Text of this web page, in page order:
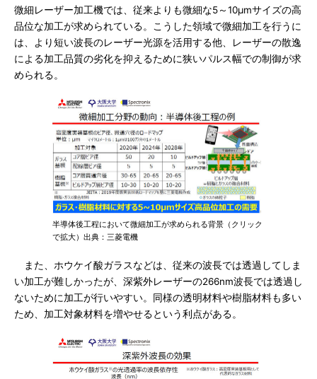
微細レーザー加工機では、従来よりも微細な5～10μmサイズの高
品位な加工が求められている。こうした領域で微細加工を行うに
は、より短い波長のレーザー光源を活用する他、レーザーの散逸
による加工品質の劣化を抑えるために狭いパルス幅での制御が求
められる。
半導体後工程において微細加工が求められる背景（クリック
で拡大）出典：三菱電機
また、ホウケイ酸ガラスなどは、従来の波長では透過してしま
い加工が難しかったが、深紫外レーザーの266nm波長では透過し
ないために加工が行いやすい。同様の透明材料や樹脂材料も多い
ため、加工対象材料を増やせるという利点がある。